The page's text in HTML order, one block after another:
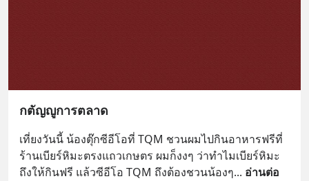
กตัญญูการตลาด
เที่ยงวันนี้ น้องตุ๊กซีอีโอที่ TQM ชวนผมไปกินอาหารฟรีที่
ร้านเบียร์หิมะตรงแถวเกษตร ผมก็งงๆ ว่าทำไมเบียร์หิมะ
ถึงให้กินฟรี แล้วซีอีโอ TQM ถึงต้องชวนน้องๆ... อ่านต่อ